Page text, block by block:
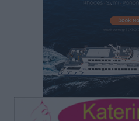
Συναυλία με τον Γιάννη
Έκτακτη συνεδρίαση της
αύριο Παρασκευή 7
Τοπικές Ειδήσεις• πριν 12 ώρες